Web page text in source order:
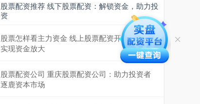
股票配资推荐 线下股票配资：解锁资金，助力投
资
股票怎样看主力资金 线上股票配资开户：轻松
实现资金放大
股票配资公司 重庆股票配资公司：助力投资者
逐鹿资本市场